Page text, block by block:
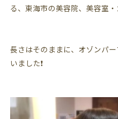
る、東海市の美容院、美容室・
長さはそのままに、オゾンパ
いました❗️